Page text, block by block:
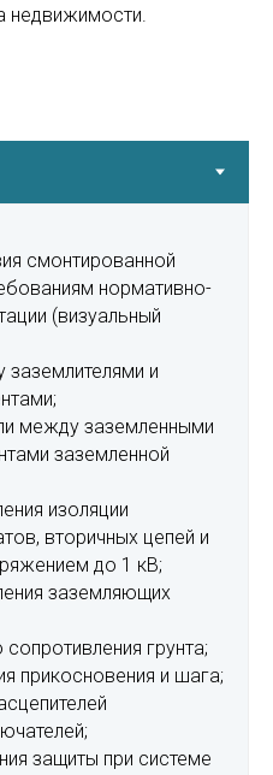
недвижимости.
смонтированной
нормативно-
(визуальный
и
между заземленными
заземленной
изоляции
вторичных цепей и
до 1 кВ;
заземляющих
грунта;
прикосновения и шага;
защиты при системе